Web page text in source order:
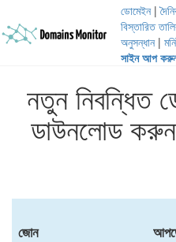
ডোমেইন|
বিস্তারিত
অনুসন্ধান|
সাইন আপ
নতুন নিবন্ধিত
ডাউনলোড
জোন